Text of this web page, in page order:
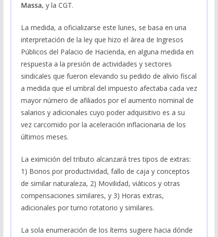
Massa, y la CGT.
La medida, a oficializarse este lunes, se basa en una
interpretación de la ley que hizo el área de Ingresos
Públicos del Palacio de Hacienda, en alguna medida en
respuesta a la presión de actividades y sectores
sindicales que fueron elevando su pedido de alivio fiscal
a medida que el umbral del impuesto afectaba cada vez
mayor número de afiliados por el aumento nominal de
salarios y adicionales cuyo poder adquisitivo es a su
vez carcomido por la aceleración inflacionaria de los
últimos meses.
La eximición del tributo alcanzará tres tipos de extras:
1) Bonos por productividad, fallo de caja y conceptos
de similar naturaleza, 2) Movilidad, viáticos y otras
compensaciones similares, y 3) Horas extras,
adicionales por turno rotatorio y similares.
La sola enumeración de los ítems sugiere hacia dónde